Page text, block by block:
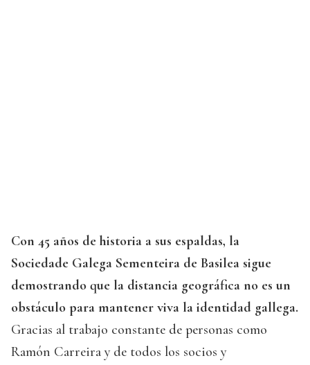
Con 45 años de historia a sus espaldas, la
Sociedade Galega Sementeira de Basilea sigue
demostrando que la distancia geográfica no es un
obstáculo para mantener viva la identidad gallega.
Gracias al trabajo constante de personas como
Ramón Carreira y de todos los socios y